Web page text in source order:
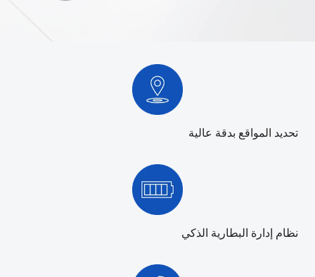
تحديد المواقع بدقة عالية
نظام إدارة البطارية الذكي